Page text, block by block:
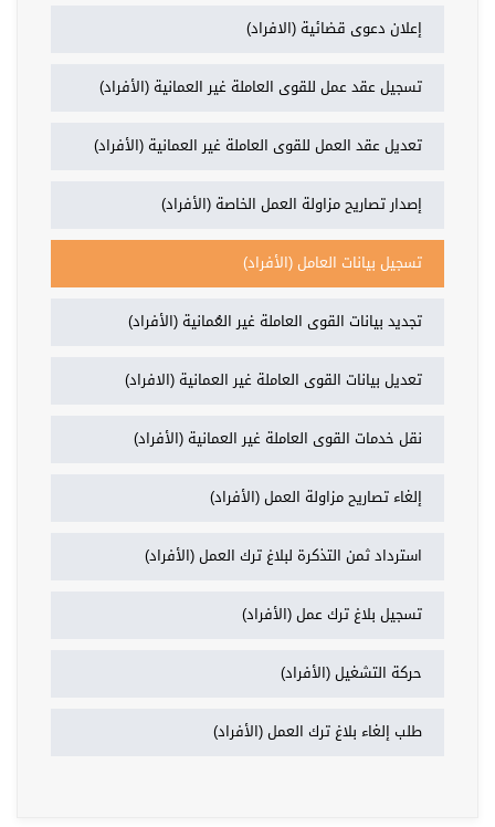
إعلان دعوى قضائية (الافراد)
تسجيل عقد عمل للقوى العاملة غير العمانية (الأفراد)
تعديل عقد العمل للقوى العاملة غير العمانية (الأفراد)
إصدار تصاريح مزاولة العمل الخاصة (الأفراد)
تسجيل بيانات العامل (الأفراد)
تجديد بيانات القوى العاملة غير العُمانية (الأفراد)
تعديل بيانات القوى العاملة غير العمانية (الافراد)
نقل خدمات القوى العاملة غير العمانية (الأفراد)
إلغاء تصاريح مزاولة العمل (الأفراد)
استرداد ثمن التذكرة لبلاغ ترك العمل (الأفراد)
تسجيل بلاغ ترك عمل (الأفراد)
حركة التشغيل (الأفراد)
طلب إلغاء بلاغ ترك العمل (الأفراد)